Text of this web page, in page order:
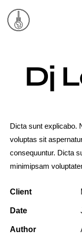
Dj
Dicta sunt explicabo.
voluptas sit
consequuntur. Dicta
minimipsam
Client
Date
Author